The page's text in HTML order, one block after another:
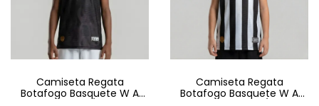
Camiseta Regata
Botafogo Basquete W A
Camiseta Regata
Botafogo Basquete W A